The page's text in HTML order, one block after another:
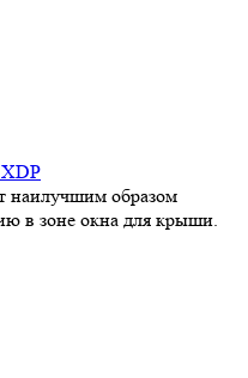
наилучшим образом
в зоне окна для крыши.